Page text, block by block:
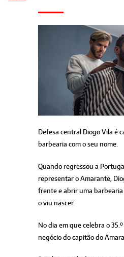
Defesa central Diogo Vila é
barbearia com o seu nome.
Quando regressou a
representar o Amarante,
frente e abrir uma
o viu nascer.
No dia em que celebra o
negócio do capitão do